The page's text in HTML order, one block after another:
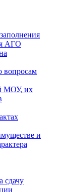
АГО
вопросам
МОУ, их
и
сдачу